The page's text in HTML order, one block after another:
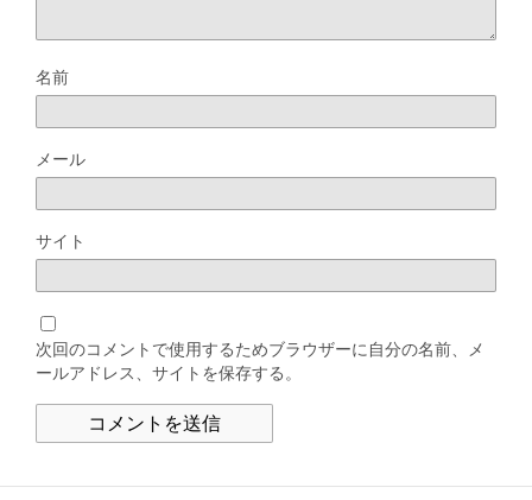
名前
メール
サイト
次回のコメントで使用するためブラウザーに自分の名前、メ
ールアドレス、サイトを保存する。